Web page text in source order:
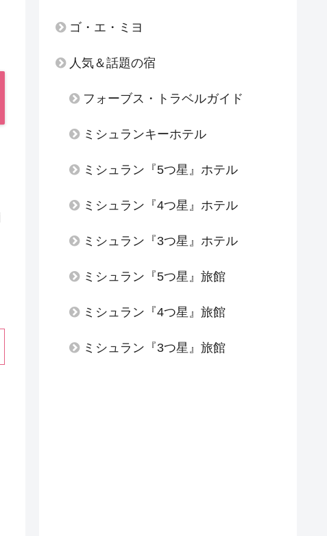
ゴ・エ・ミヨ
人気＆話題の宿
フォーブス・トラベルガイド
ミシュランキーホテル
ミシュラン『5つ星』ホテル
ミシュラン『4つ星』ホテル
ミシュラン『3つ星』ホテル
ミシュラン『5つ星』旅館
ミシュラン『4つ星』旅館
ミシュラン『3つ星』旅館